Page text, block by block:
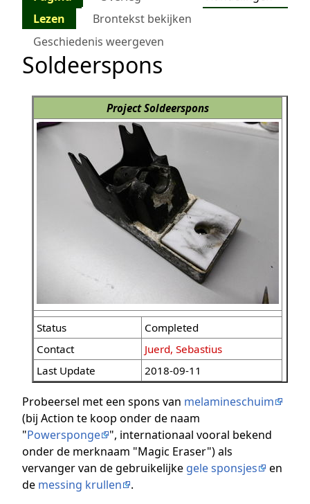
Lezen
Brontekst bekijken
Geschiedenis weergeven
Soldeerspons
Project Soldeerspons
Status
Completed
Contact
Juerd, Sebastius
Last Update
2018-09-11
Probeersel met een spons van melamineschuim
(bij Action te koop onder de naam
"Powersponge
", internationaal vooral bekend
onder de merknaam "Magic Eraser") als
vervanger van de gebruikelijke gele sponsjes
en
de messing krullen .